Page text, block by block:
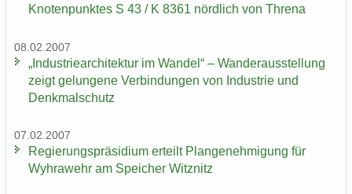
Kno­ten­punk­tes S 43 / K 8361 nörd­lich von Thre­na
08.02.2007
„In­dus­trie­ar­chi­tek­tur im Wan­del“ – Wan­der­aus­stel­lung
zeigt ge­lun­ge­ne Ver­bin­dun­gen von In­dus­trie und
Denk­mal­schutz
07.02.2007
Re­gie­rungs­prä­si­di­um er­teilt Plan­ge­neh­mi­gung für
Wyhra­wehr am Spei­cher Witz­nitz